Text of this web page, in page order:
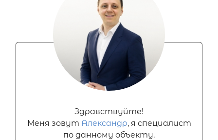
Здравствуйте!
Меня зовут Александр, я специалист
по данному объекту.